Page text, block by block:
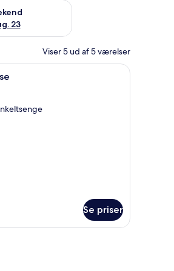
23
weekend aug. 21 - aug. 23
Viser 5 ud af 5 værelser
Et hotelværelse med seng, natbord og
Se priser